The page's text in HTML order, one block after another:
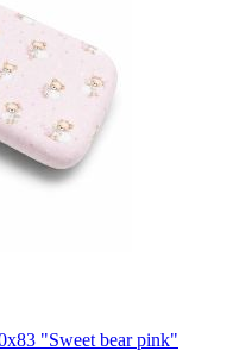
"Sweet bear pink"